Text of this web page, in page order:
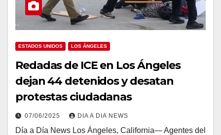
ESTADOS UNIDOS LOS ÁNGELES
Redadas de ICE en Los Ángeles
dejan 44 detenidos y desatan
protestas ciudadanas
07/06/2025 DIA A DIA NEWS
Día a Día News Los Ángeles, California— Agentes del